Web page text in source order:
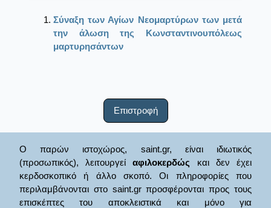
Σύναξη των Αγίων Νεομαρτύρων των μετά
την άλωση της Κωνσταντινουπόλεως
μαρτυρησάντων
Επιστροφή
Ο παρών ιστοχώρος, saint.gr, είναι ιδιωτικός
(προσωπικός), λειτουργείαφιλοκερδώς και δεν έχει
κερδοσκοπικό ή άλλο σκοπό. Οι πληροφορίες που
περιλαμβάνονται στο saint.gr προσφέρονται προς τους
επισκέπτες του αποκλειστικά και μόνο για